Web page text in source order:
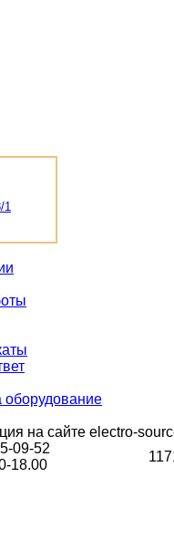
оборудование
на сайте electro-
09-52
18.00